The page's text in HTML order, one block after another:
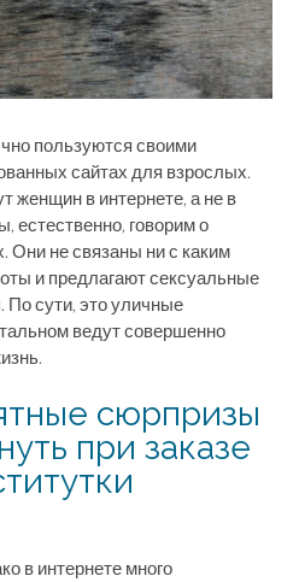
пользуются своими
сайтах для взрослых.
женщин в интернете, а не в
естественно, говорим о
Они не связаны ни с каким
и предлагают сексуальные
По сути, это уличные
ведут совершенно
сюрпризы
при заказе
в интернете много